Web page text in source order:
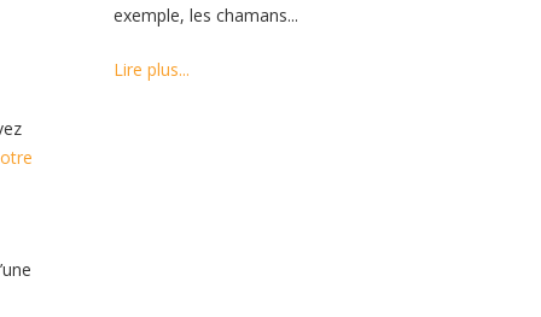
exemple, les chamans...
Lire plus...